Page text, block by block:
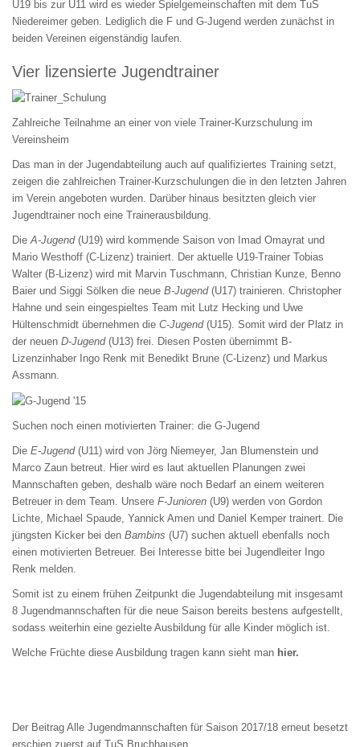
U19 bis zur U11 wird es wieder Spielgemeinschaften mit dem TuS
Niedereimer geben. Lediglich die F und G-Jugend werden zunächst in
beiden Vereinen eigenständig laufen.
Vier lizensierte Jugendtrainer
Zahlreiche Teilnahme an einer von viele Trainer-Kurzschulung im
Vereinsheim
Das man in der Jugendabteilung auch auf qualifiziertes Training setzt,
zeigen die zahlreichen Trainer-Kurzschulungen die in den letzten Jahren
im Verein angeboten wurden. Darüber hinaus besitzten gleich vier
Jugendtrainer noch eine Trainerausbildung.
DieA-Jugend(U19) wird kommende Saison von Imad Omayrat und
Mario Westhoff (C-Lizenz) trainiert. Der aktuelle U19-Trainer Tobias
Walter (B-Lizenz) wird mit Marvin Tuschmann, Christian Kunze, Benno
Baier und Siggi Sölken die neue B-Jugend(U17) trainieren. Christopher
Hahne und sein eingespieltes Team mit Lutz Hecking und Uwe
Hültenschmidt übernehmen die C-Jugend(U15). Somit wird der Platz in
der neuen D-Jugend(U13) frei. Diesen Posten übernimmt B-
Lizenzinhaber Ingo Renk mit Benedikt Brune (C-Lizenz) und Markus
Assmann.
Suchen noch einen motivierten Trainer: die G-Jugend
Die E-Jugend(U11) wird von Jörg Niemeyer, Jan Blumenstein und
Marco Zaun betreut. Hier wird es laut aktuellen Planungen zwei
Mannschaften geben, deshalb wäre noch Bedarf an einem weiteren
Betreuer in dem Team. Unsere F-Junioren (U9) werden von Gordon
Lichte, Michael Spaude, Yannick Amen und Daniel Kemper trainert. Die
jüngsten Kicker bei den Bambins (U7) suchen aktuell ebenfalls noch
einen motivierten Betreuer. Bei Interesse bitte bei Jugendleiter Ingo
Renk melden.
Somit ist zu einem frühen Zeitpunkt die Jugendabteilung mit insgesamt
8 Jugendmannschaften für die neue Saison bereits bestens aufgestellt,
sodass weiterhin eine gezielte Ausbildung für alle Kinder möglich ist.
Welche Früchte diese Ausbildung tragen kann sieht man hier.
Der Beitrag Alle Jugendmannschaften für Saison 2017/18 erneut besetzt
erschien zuerst auf TuS Bruchhausen.